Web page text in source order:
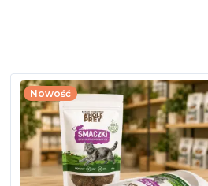
Nowość